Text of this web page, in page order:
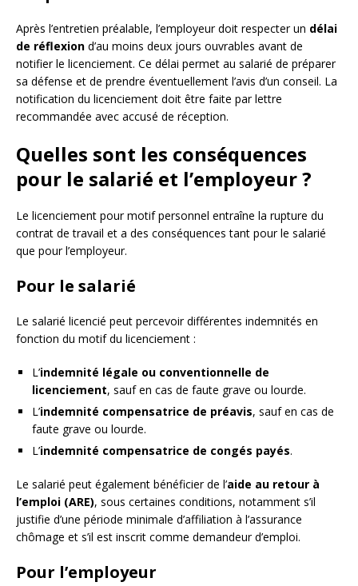
Après l’entretien préalable, l’employeur doit respecter un délai
de réflexion d’au moins deux jours ouvrables avant de
notifier le licenciement. Ce délai permet au salarié de préparer
sa défense et de prendre éventuellement l’avis d’un conseil. La
notification du licenciement doit être faite par lettre
recommandée avec accusé de réception.
Quelles sont les conséquences
pour le salarié et l’employeur ?
Le licenciement pour motif personnel entraîne la rupture du
contrat de travail et a des conséquences tant pour le salarié
que pour l’employeur.
Pour le salarié
Le salarié licencié peut percevoir différentes indemnités en
fonction du motif du licenciement :
L’indemnité légale ou conventionnelle de
licenciement, sauf en cas de faute grave ou lourde.
L’indemnité compensatrice de préavis, sauf en cas de
faute grave ou lourde.
L’indemnité compensatrice de congés payés.
Le salarié peut également bénéficier de l’aide au retour à
l’emploi (ARE), sous certaines conditions, notamment s’il
justifie d’une période minimale d’affiliation à l’assurance
chômage et s’il est inscrit comme demandeur d’emploi.
Pour l’employeur